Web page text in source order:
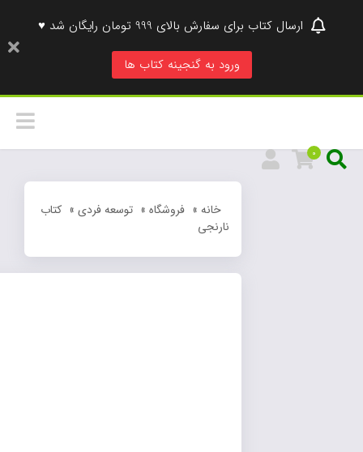
ارسال کتاب برای سفارش بالای 999 تومان رایگان شد ♥
ورود به گنجینه کتاب ها
فروشگاه » توسعه فردی» کتاب